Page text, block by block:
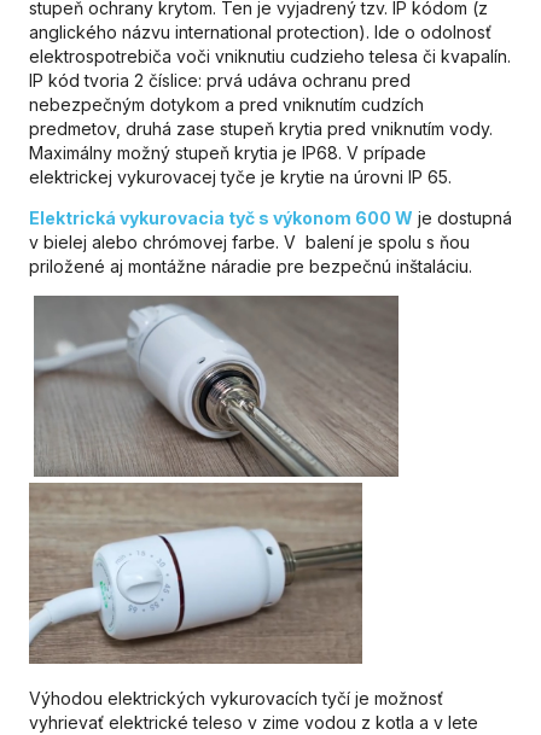
stupeň ochrany krytom. Ten je vyjadrený tzv. IP kódom (z
anglického názvu international protection). Ide o odolnosť
elektrospotrebiča voči vniknutiu cudzieho telesa či kvapalín.
IP kód tvoria 2 číslice: prvá udáva ochranu pred
nebezpečným dotykom a pred vniknutím cudzích
predmetov, druhá zase stupeň krytia pred vniknutím vody.
Maximálny možný stupeň krytia je IP68. V prípade
elektrickej vykurovacej tyče je krytie na úrovni IP 65.
Elektrická vykurovacia tyč s výkonom 600 W je dostupná
v bielej alebo chrómovej farbe. V balení je spolu s ňou
priložené aj montážne náradie pre bezpečnú inštaláciu.
Výhodou elektrických vykurovacích tyčí je možnosť
vyhrievať elektrické teleso v zime vodou z kotla a v lete